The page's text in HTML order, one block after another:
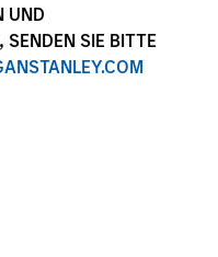
UND
SIE BITTE